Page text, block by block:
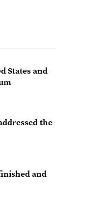
States and
the
and